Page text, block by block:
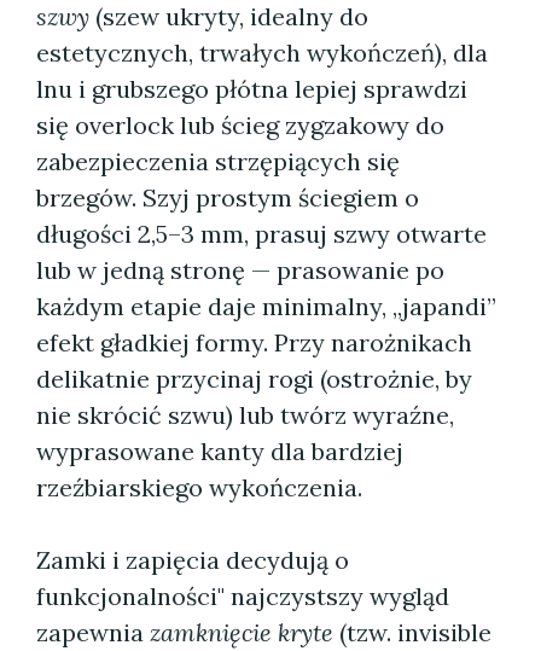
szwy (szew ukryty, idealny do
estetycznych, trwałych wykończeń), dla
lnu i grubszego płótna lepiej sprawdzi
się overlock lub ścieg zygzakowy do
zabezpieczenia strzępiących się
brzegów. Szyj prostym ściegiem o
długości 2,5–3 mm, prasuj szwy otwarte
lub w jedną stronę — prasowanie po
każdym etapie daje minimalny, „japandi”
efekt gładkiej formy. Przy narożnikach
delikatnie przycinaj rogi (ostrożnie, by
nie skrócić szwu) lub twórz wyraźne,
wyprasowane kanty dla bardziej
rzeźbiarskiego wykończenia.
Zamki i zapięcia decydują o
funkcjonalności" najczystszy wygląd
zapewnia zamknięcie kryte (tzw. invisible